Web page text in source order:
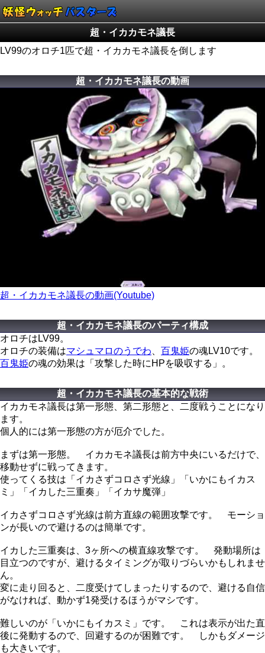
超・イカカモネ議長
LV99のオロチ1匹で超・イカカモネ議長を倒します
超・イカカモネ議長の動画
超・イカカモネ議長の動画(Youtube)
超・イカカモネ議長のパーティ構成
オロチはLV99。
オロチの装備はマシュマロのうでわ 百鬼姫の魂LV10です。
百鬼姫の魂の効果は「攻撃した時にHPを吸収する」。
超・イカカモネ議長の基本的な戦術
イカカモネ議長は第一形態、第二形態と、二度戦うことになり
ます。
個人的には第一形態の方が厄介でした。
まずは第一形態。 イカカモネ議長は前方中央にいるだけで、
移動せずに戦ってきます。
使ってくる技は「イカさずコロさず光線」「いかにもイカス
ミ」「イカした三重奏」「イカサ魔弾」
イカさずコロさず光線は前方直線の範囲攻撃です。 モーショ
ンが長いので避けるのは簡単です。
イカした三重奏は、3ヶ所への横直線攻撃です。 発動場所は
目立つのですが、避けるタイミングが取りづらいかもしれませ
ん。
変に走り回ると、二度受けてしまったりするので、避ける自信
がなければ、動かず1発受けるほうがマシです。
難しいのが「いかにもイカスミ」です。 これは表示が出た直
後に発動するので、回避するのが困難です。 しかもダメージ
も大きいです。